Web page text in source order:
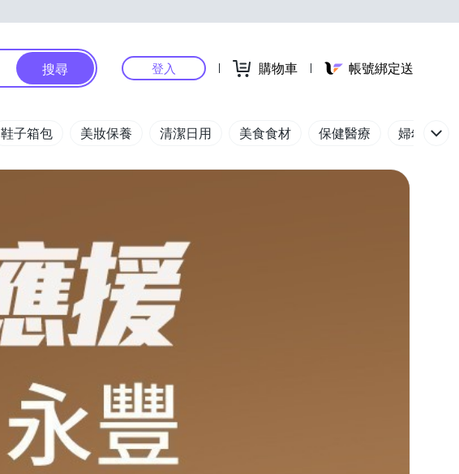
搜尋 登入 購物車 帳號綁定送
鞋子箱包 美妝保養 清潔日用 美食食材 保健醫療 婦幼玩具